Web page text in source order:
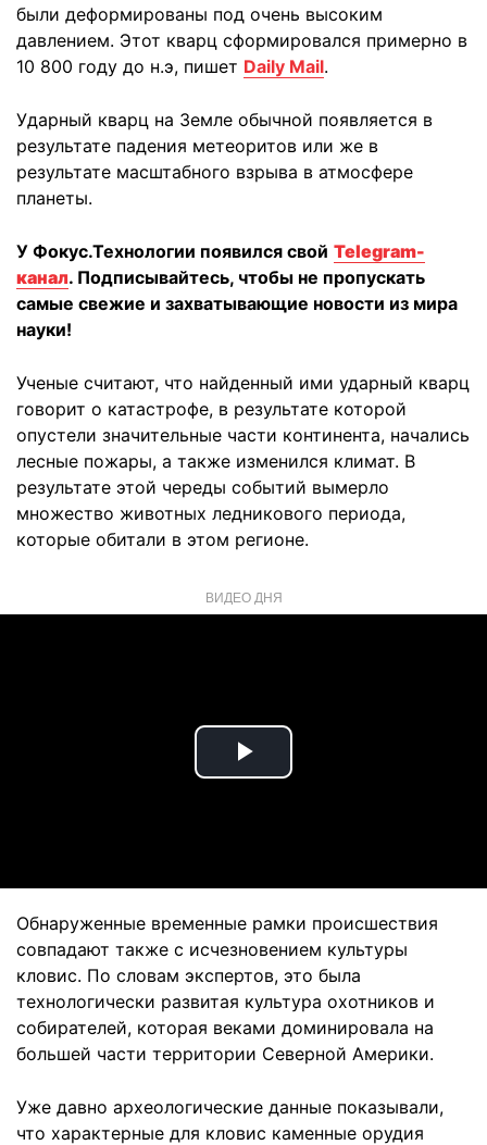
были деформированы под очень высоким
давлением. Этот кварц сформировался примерно в
10 800 году до н.э, пишет Daily Mail.
Ударный кварц на Земле обычной появляется в
результате падения метеоритов или же в
результате масштабного взрыва в атмосфере
планеты.
У Фокус.Технологии появился свой Telegram-
канал. Подписывайтесь, чтобы не пропускать
самые свежие и захватывающие новости из мира
науки!
Ученые считают, что найденный ими ударный кварц
говорит о катастрофе, в результате которой
опустели значительные части континента, начались
лесные пожары, а также изменился климат. В
результате этой череды событий вымерло
множество животных ледникового периода,
которые обитали в этом регионе.
ВИДЕО ДНЯ
Play
Обнаруженные временные рамки происшествия
совпадают также с исчезновением культуры
кловис. По словам экспертов, это была
технологически развитая культура охотников и
собирателей, которая веками доминировала на
большей части территории Северной Америки.
Уже давно археологические данные показывали,
что характерные для кловис каменные орудия